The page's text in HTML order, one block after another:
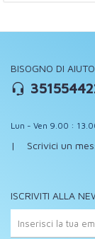
BISOGNO DI
Lun - Ven 9.00 :
| Scrivici un
ISCRIVITI ALLA